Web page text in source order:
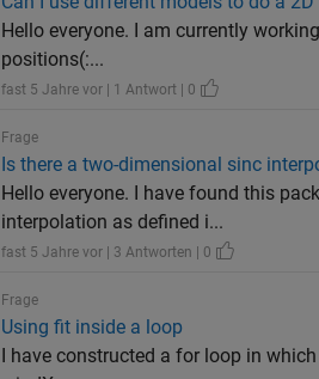
Hello everyone. I am currently
positions(:...
fast 5 Jahre vor | 1 Antwort | 0
Frage
Is there a two-dimensional sinc
Hello everyone. I have found this
interpolation as defined i...
fast 5 Jahre vor | 3 Antworten | 0
Frage
Using fit inside a loop
I have constructed a for loop in